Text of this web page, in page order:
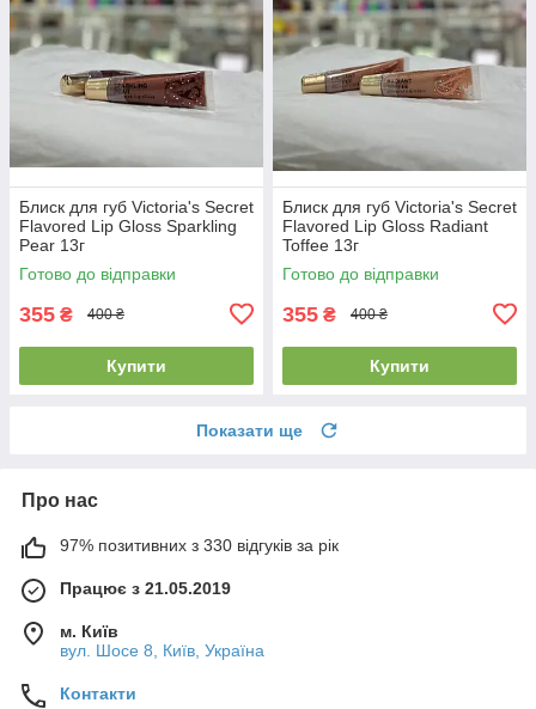
Блиск для губ Victoria's Secret
Flavored Lip Gloss Sparkling
Pear 13г
Готово до відправки
355 ₴ 400 ₴
Купити
Блиск для губ Victoria's Secret
Flavored Lip Gloss Radiant
Toffee 13г
Готово до відправки
355 ₴ 400 ₴
Купити
Показати ще
Про нас
97% позитивних з 330 відгуків за рік
Працює з 21.05.2019
м. Київ
вул. Шосе 8, Київ, Україна
Контакти